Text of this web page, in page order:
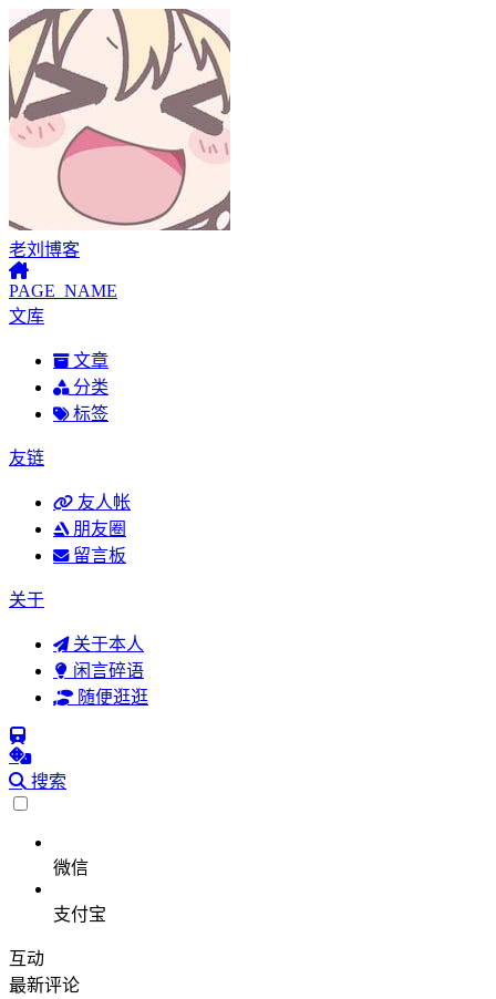
老刘博客
PAGE_NAME
文库
文章
分类
标签
友链
友人帐
朋友圈
留言板
关于
关于本人
闲言碎语
随便逛逛
搜索
微信
支付宝
互动
最新评论